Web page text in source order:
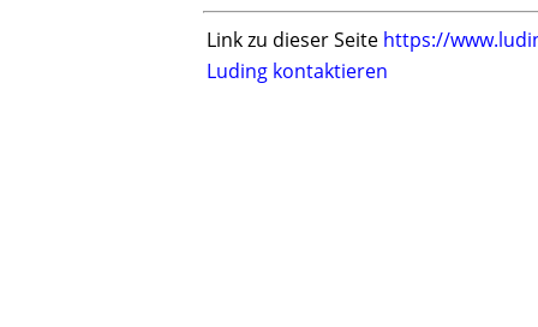
Link zu dieser Seite https://
Luding kontaktieren